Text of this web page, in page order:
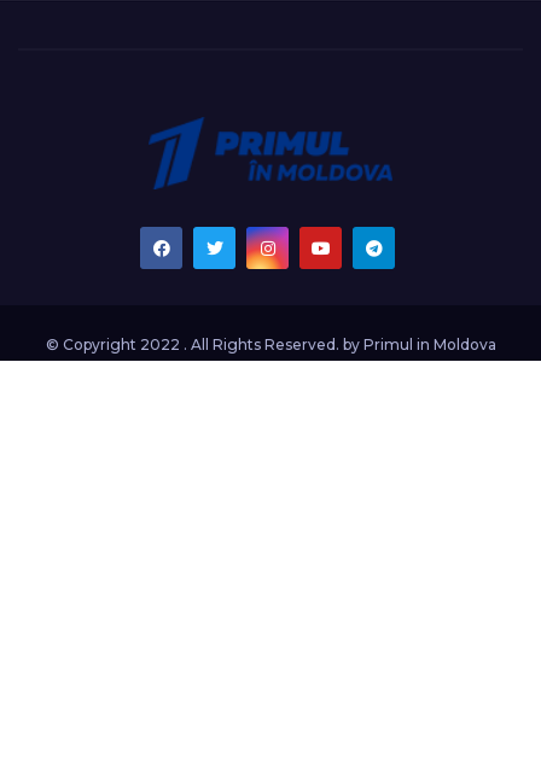
© Copyright 2022 . All Rights Reserved. by Primul in Moldova